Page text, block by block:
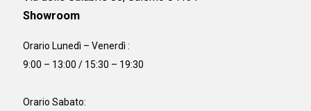
Showroom
Orario Lunedì – Venerdì :
9:00 – 13:00 / 15:30 – 19:30
Orario Sabato: